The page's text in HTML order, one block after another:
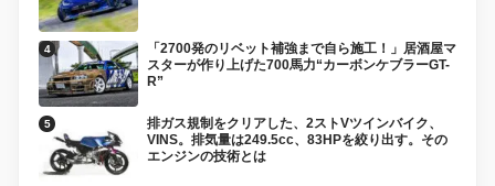
「2700発のリベット補強まで自ら施工！」居酒屋マ
スターが作り上げた700馬力“カーボンケブラーGT-
R”
排ガス規制をクリアした、2ストVツインバイク、
VINS。排気量は249.5cc、83HPを絞り出す。その
エンジンの技術とは